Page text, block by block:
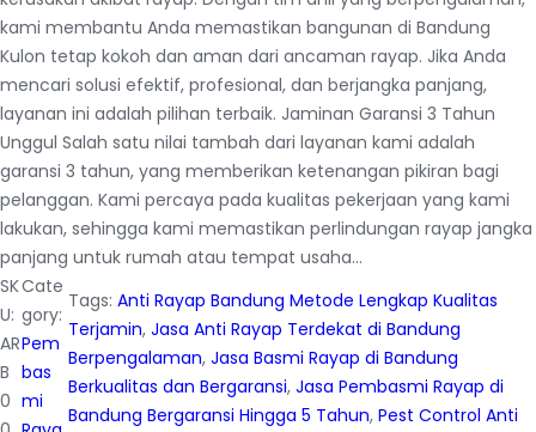
kami membantu Anda memastikan bangunan di Bandung
Kulon tetap kokoh dan aman dari ancaman rayap. Jika Anda
mencari solusi efektif, profesional, dan berjangka panjang,
layanan ini adalah pilihan terbaik. Jaminan Garansi 3 Tahun
Unggul Salah satu nilai tambah dari layanan kami adalah
garansi 3 tahun, yang memberikan ketenangan pikiran bagi
pelanggan. Kami percaya pada kualitas pekerjaan yang kami
lakukan, sehingga kami memastikan perlindungan rayap jangka
panjang untuk rumah atau tempat usaha…
SK
U:
AR
B
0
Cate
gory:
Pem
bas
mi
Tags: Anti Rayap Bandung Metode Lengkap Kualitas
Terjamin, Jasa Anti Rayap Terdekat di Bandung
Berpengalaman, Jasa Basmi Rayap di Bandung
Berkualitas dan Bergaransi, Jasa Pembasmi Rayap di
Bandung Bergaransi Hingga 5 Tahun, Pest Control Anti